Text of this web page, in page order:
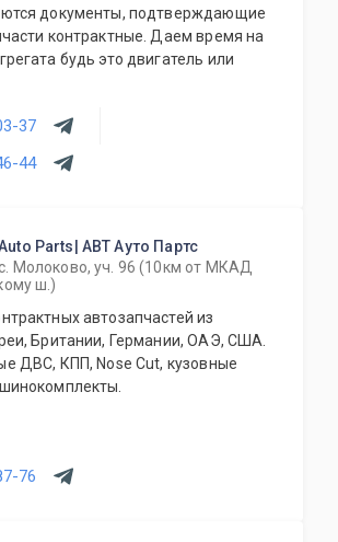
документы, подтверждающие
Даем время на
будь это двигатель или
37
44
Parts| АВТ Ауто Партс
Молоково, уч. 96 (10км от МКАД
ш.)
автозапчастей из
Британии, Германии, ОАЭ, США.
ДВС, КПП, Nose Cut, кузовные
76